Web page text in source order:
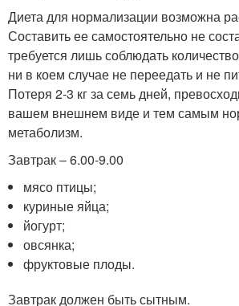
Диета для нормализации возможна
Составить ее самостоятельно не
требуется лишь соблюдать
ни в коем случае не переедать и не
Потеря 2-3 кг за семь дней,
вашем внешнем виде и тем самым
метаболизм.
Завтрак ‒ 6.00-9.00
мясо птицы;
куриные яйца;
йогурт;
овсянка;
фруктовые плоды.
Завтрак должен быть сытным.